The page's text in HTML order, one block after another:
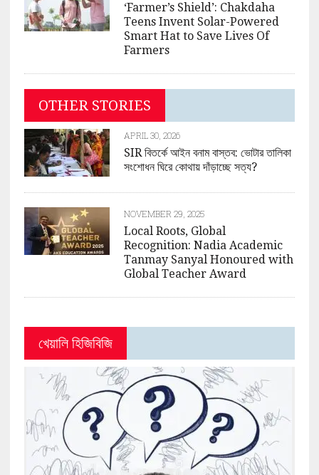
‘Farmer’s Shield’: Chakdaha
Teens Invent Solar-Powered
Smart Hat to Save Lives Of
Farmers
OTHER STORIES
APRIL 30, 2026
SIR বিতর্কে আইন বনাম বাস্তব: ভোটার তালিকা
সংশোধন ঘিরে কোথায় দাঁড়াচ্ছে সত্য?
NOVEMBER 29, 2025
Local Roots, Global
Recognition: Nadia Academic
Tanmay Sanyal Honoured with
Global Teacher Award
খেয়ালি হিজিবিজি